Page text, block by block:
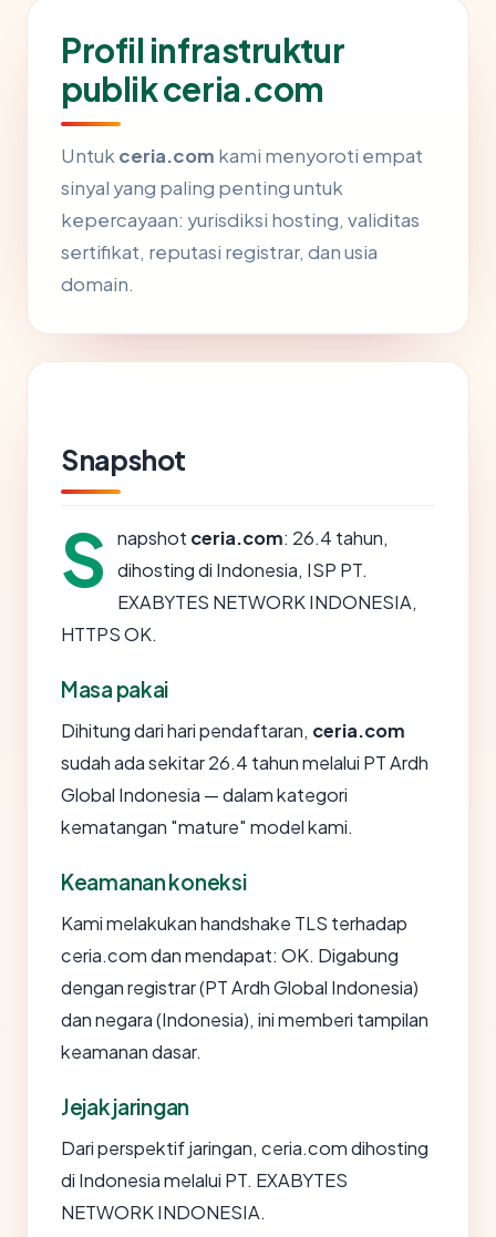
Profil infrastruktur
publik ceria.com
Untuk ceria.com kami menyoroti empat
sinyal yang paling penting untuk
kepercayaan: yurisdiksi hosting, validitas
sertifikat, reputasi registrar, dan usia
domain.
Snapshot
S napshot ceria.com: 26.4 tahun,
dihosting di Indonesia, ISP PT.
EXABYTES NETWORK INDONESIA,
HTTPS OK.
Masa pakai
Dihitung dari hari pendaftaran, ceria.com
sudah ada sekitar 26.4 tahun melalui PT Ardh
Global Indonesia — dalam kategori
kematangan "mature" model kami.
Keamanan koneksi
Kami melakukan handshake TLS terhadap
ceria.com dan mendapat: OK. Digabung
dengan registrar (PT Ardh Global Indonesia)
dan negara (Indonesia), ini memberi tampilan
keamanan dasar.
Jejak jaringan
Dari perspektif jaringan, ceria.com dihosting
di Indonesia melalui PT. EXABYTES
NETWORK INDONESIA.